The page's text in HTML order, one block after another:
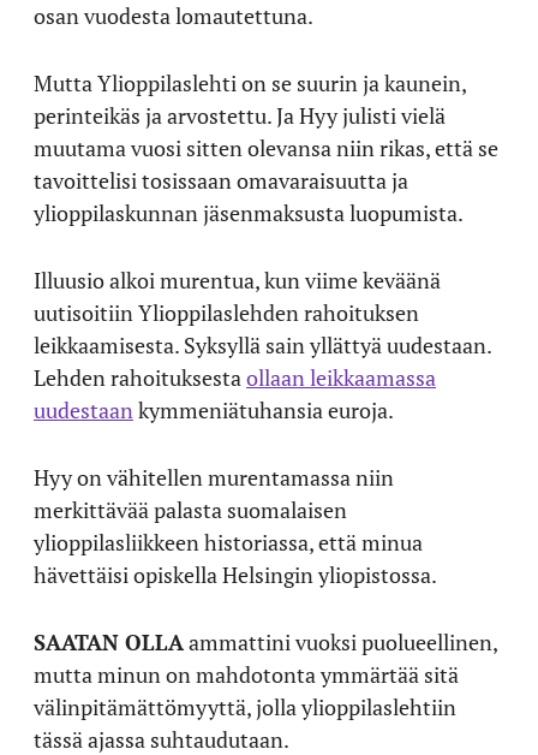
osan vuodesta lomautettuna.
Mutta Ylioppilaslehti on se suurin ja kaunein,
perinteikäs ja arvostettu. Ja Hyy julisti vielä
muutama vuosi sitten olevansa niin rikas, että se
tavoittelisi tosissaan omavaraisuutta ja
ylioppilaskunnan jäsenmaksusta luopumista.
Illuusio alkoi murentua, kun viime keväänä
uutisoitiin Ylioppilaslehden rahoituksen
leikkaamisesta. Syksyllä sain yllättyä uudestaan.
Lehden rahoituksestaollaan leikkaamassa
uudestaankymmeniätuhansia euroja.
Hyy on vähitellen murentamassa niin
merkittävää palasta suomalaisen
ylioppilasliikkeen historiassa, että minua
hävettäisi opiskella Helsingin yliopistossa.
SAATAN OLLAammattini vuoksi puolueellinen,
mutta minun on mahdotonta ymmärtää sitä
välinpitämättömyyttä, jolla ylioppilaslehtiin
tässä ajassa suhtaudutaan.